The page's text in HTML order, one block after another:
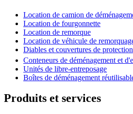
Location de camion de
Location de fourgonnette
Location de remorque
Location de véhicule de
Diables et couvertures de protection
Conteneurs de déménagement et
Unités de libre-entreposage
Boîtes de déménagement
Produits et services